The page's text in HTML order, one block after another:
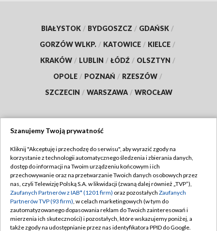
BIAŁYSTOK / BYDGOSZCZ / GDAŃSK /
GORZÓW WLKP. / KATOWICE / KIELCE /
KRAKÓW / LUBLIN / ŁÓDŹ / OLSZTYN /
OPOLE / POZNAŃ / RZESZÓW /
SZCZECIN / WARSZAWA / WROCŁAW
TVP
Abonament TVP
Emisja w TVP
Centrum informacji TVP
Naziemna Telewizja Cyfrowa
Regulamin TVP
Polityka prywatności
Moje zgody
Pomoc
Szanujemy Twoją prywatność
Kliknij "Akceptuję i przechodzę do serwisu", aby wyrazić zgody na
korzystanie z technologii automatycznego śledzenia i zbierania danych,
dostęp do informacji na Twoim urządzeniu końcowym i ich
przechowywanie oraz na przetwarzanie Twoich danych osobowych przez
nas, czyli Telewizję Polską S.A. w likwidacji (zwaną dalej również „TVP”),
Zaufanych Partnerów z IAB* (1201 firm) oraz pozostałych Zaufanych
Partnerów TVP (93 firm), w celach marketingowych (w tym do
zautomatyzowanego dopasowania reklam do Twoich zainteresowań i
mierzenia ich skuteczności) i pozostałych, które wskazujemy poniżej, a
także zgody na udostępnianie przez nas identyfikatora PPID do Google.